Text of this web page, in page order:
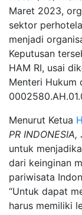
Maret 2023,
sektor
menjadi
Keputusan
HAM RI, usai
Menteri Hukum
Menurut Ketua
PR INDONESIA,
untuk
dari keinginan
pariwisata
“Untuk dapat
harus memiliki